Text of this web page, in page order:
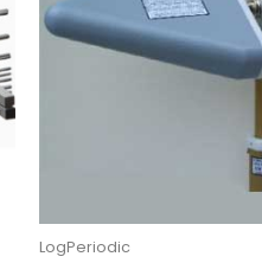
LogPeriodic